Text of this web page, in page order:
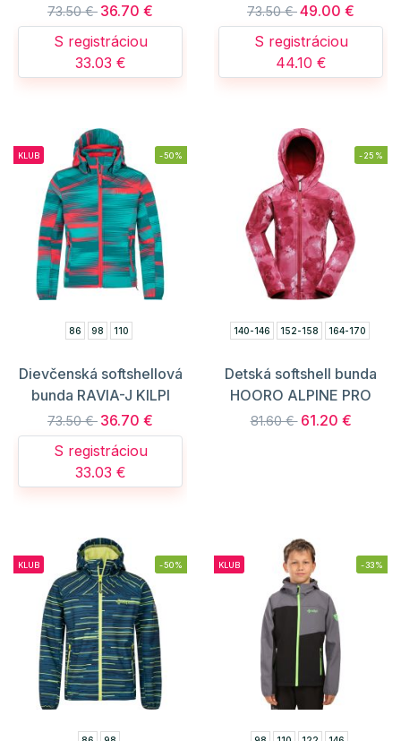
73.50 € 36.70 €
S registráciou
33.03 €
73.50 €49.00 €
S registráciou
44.10 €
KLUB -50%
86 98 110
Dievčenská softshellová
bunda RAVIA-J KILPI
73.50 € 36.70 €
S registráciou
33.03 €
-25%
140-146 152-158 164-170
Detská softshell bunda
HOORO ALPINE PRO
81.60 € 61.20 €
KLUB -50% KLUB -33%